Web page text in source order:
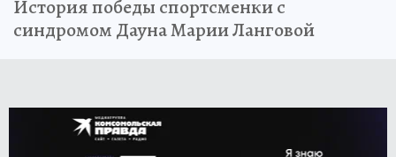
История победы спортсменки с
синдромом Дауна Марии Ланговой